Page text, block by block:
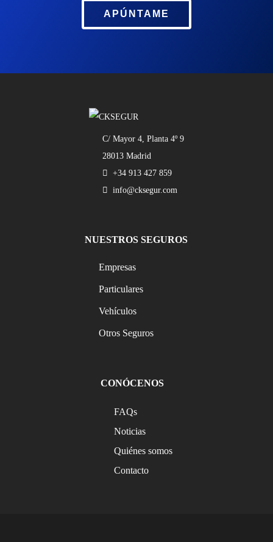
APÚNTAME
C/ Mayor 4, Planta 4º 9
28013 Madrid
+34 913 427 859
info@cksegur.com
NUESTROS SEGUROS
Empresas
Particulares
Vehículos
Otros Seguros
CONÓCENOS
FAQs
Noticias
Quiénes somos
Contacto